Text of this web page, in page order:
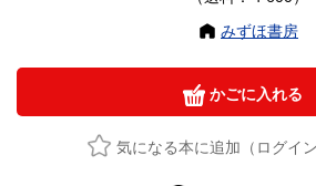
みずほ書房
かごに入れる
気になる本に追加（ログイ